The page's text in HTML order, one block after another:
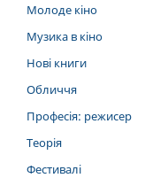
Молоде кіно
Музика в кіно
Нові книги
Обличчя
Професія: режисер
Теорія
Фестивалі